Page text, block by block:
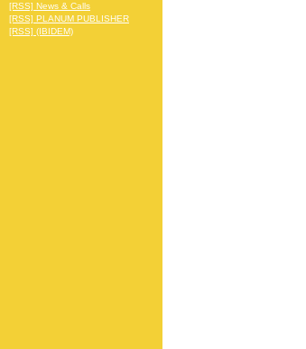
[RSS] News & Calls
[RSS] PLANUM PUBLISHER
[RSS] (IBIDEM)